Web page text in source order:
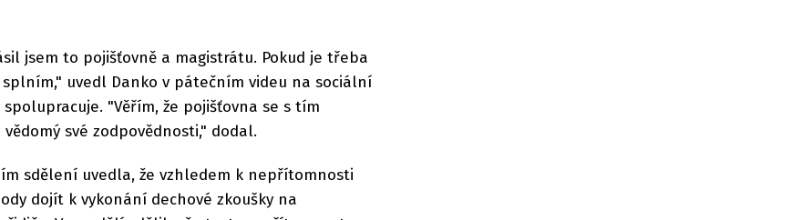
jsem to pojišťovně a magistrátu. Pokud je třeba
uvedl Danko v pátečním videu na sociální
"Věřím, že pojišťovna se s tím
své zodpovědnosti," dodal.
sdělení uvedla, že vzhledem k nepřítomnosti
dojít k vykonání dechové zkoušky na